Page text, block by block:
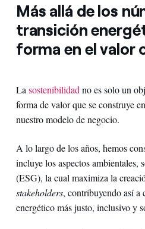
Más allá de los
transición
forma en el valor
La sostenibilidad no es solo un
forma de valor que se construye
nuestro modelo de negocio.
A lo largo de los años, hemos
incluye los aspectos ambientales,
(ESG), la cual maximiza la
stakeholders, contribuyendo así a
energético más justo, inclusivo y